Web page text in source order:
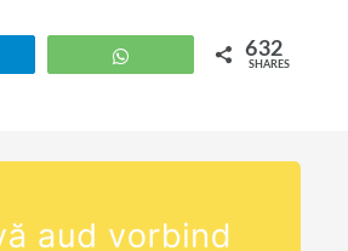
WhatsApp 632
SHARES